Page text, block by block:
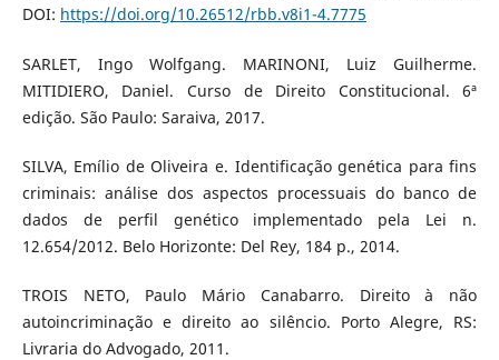
DOI: https://doi.org/10.26512/rbb.v8i1-4.7775
SARLET, Ingo Wolfgang. MARINONI, Luiz Guilherme.
MITIDIERO, Daniel. Curso de Direito Constitucional. 6ª
edição. São Paulo: Saraiva, 2017.
SILVA, Emílio de Oliveira e. Identificação genética para fins
criminais: análise dos aspectos processuais do banco de
dados de perfil genético implementado pela Lei n.
12.654/2012. Belo Horizonte: Del Rey, 184 p., 2014.
TROIS NETO, Paulo Mário Canabarro. Direito à não
autoincriminação e direito ao silêncio. Porto Alegre, RS:
Livraria do Advogado, 2011.